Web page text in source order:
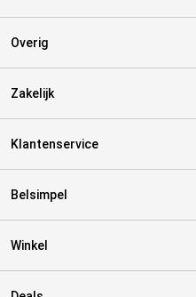
Overig
Zakelijk
Klantenservice
Belsimpel
Winkel